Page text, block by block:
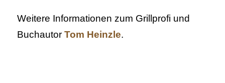
Weitere Informationen zum Grillprofi und
Buchautor Tom Heinzle.